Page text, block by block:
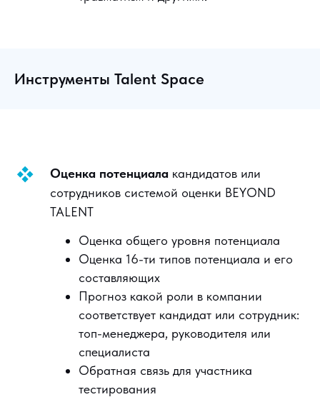
Инструменты Talent Space
Оценка потенциала кандидатов или
сотрудников системой оценки BEYOND
TALENT
Оценка общего уровня потенциала
Оценка 16-ти типов потенциала и его
составляющих
Прогноз какой роли в компании
соответствует кандидат или сотрудник:
топ-менеджера, руководителя или
специалиста
Обратная связь для участника
тестирования